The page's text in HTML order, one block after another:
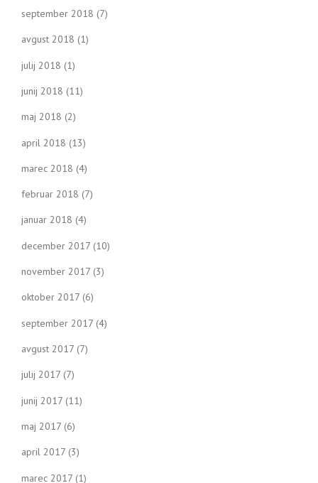
september 2018 (7)
avgust 2018 (1)
julij 2018 (1)
junij 2018 (11)
maj 2018 (2)
april 2018 (13)
marec 2018 (4)
februar 2018 (7)
januar 2018 (4)
december 2017 (10)
november 2017 (3)
oktober 2017 (6)
september 2017 (4)
avgust 2017 (7)
julij 2017 (7)
junij 2017 (11)
maj 2017 (6)
april 2017 (3)
marec 2017 (1)